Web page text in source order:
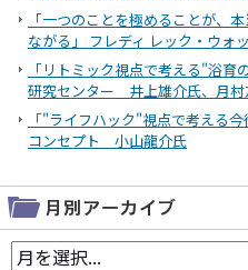
「一つのことを極めることが、
ながる」 フレディ レック・ウ
「リトミック視点で考える"浴
研究センター 井上雄介氏、月村
「"ライフハック"視点で考える
コンセプト 小山龍介氏